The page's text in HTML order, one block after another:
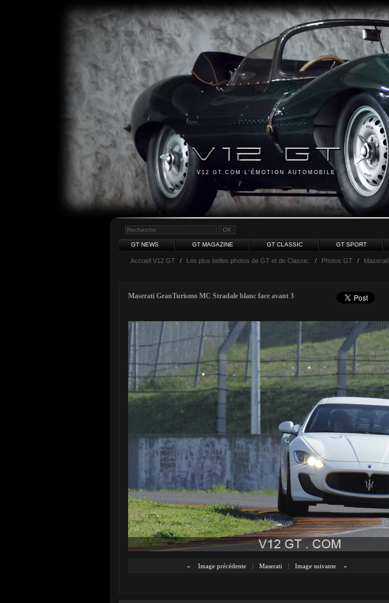
V12 GT.COM L'ÉMOTION AUTOMOBILE
GT NEWS GT MAGAZINE GT CLASSIC GT SPORT
Accueil V12 GT / Les plus belles photos de GT et de Classic. / Photos GT / Maserati
Maserati GranTurismo MC Stradale blanc face avant 3
« Image précédente | Maserati | Image suivante »